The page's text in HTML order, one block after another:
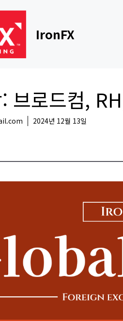
IronFX
브로드컴,
2024년 12월 13일